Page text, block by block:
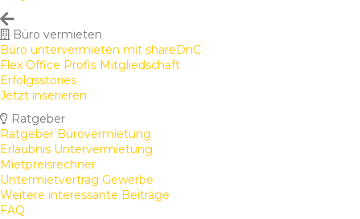
Büro vermieten
Büro untervermieten mit shareDnC
Flex Office Profis Mitgliedschaft
Erfolgsstories
Jetzt inserieren
Ratgeber
Ratgeber Bürovermietung
Erlaubnis Untervermietung
Mietpreisrechner
Untermietvertrag Gewerbe
Weitere interessante Beiträge
FAQ